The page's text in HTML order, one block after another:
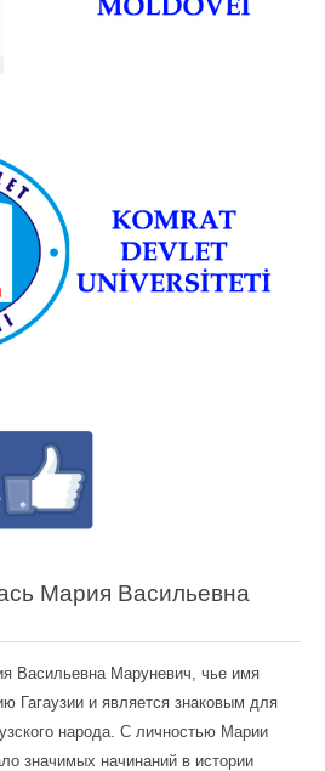
Мария Васильевна
Васильевна Маруневич, чье имя
Гагаузии и является знаковым для
народа. С личностью Марии
значимых начинаний в истории